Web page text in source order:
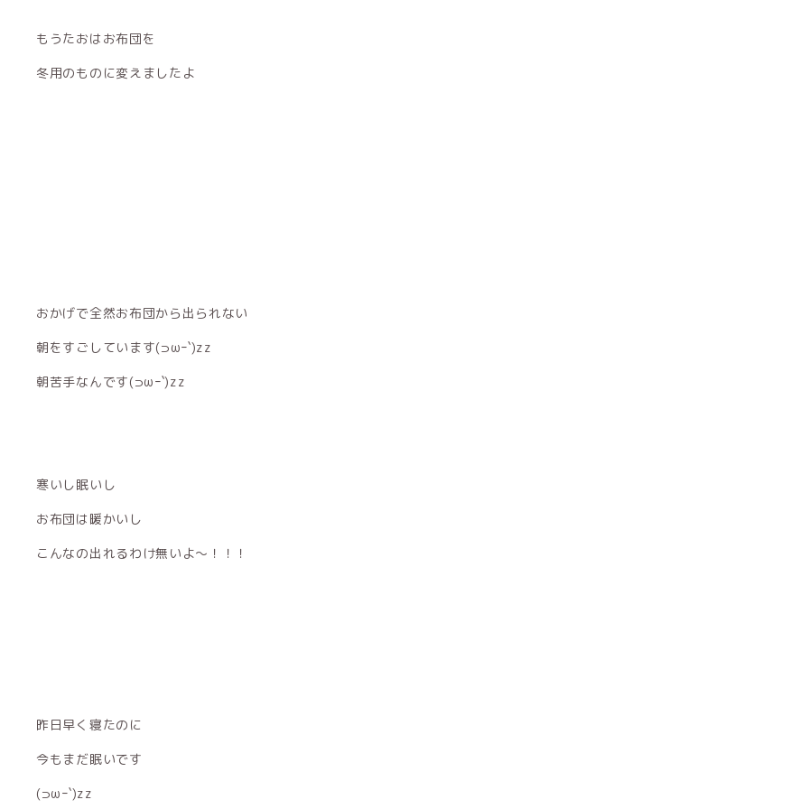
もうたおはお布団を
冬用のものに変えましたよ
おかげで全然お布団から出られない
朝をすごしています(⊃ωｰ`)zz
朝苦手なんです(⊃ωｰ`)zz
寒いし眠いし
お布団は暖かいし
こんなの出れるわけ無いよ〜！！！
昨日早く寝たのに
今もまだ眠いです
(⊃ωｰ`)zz